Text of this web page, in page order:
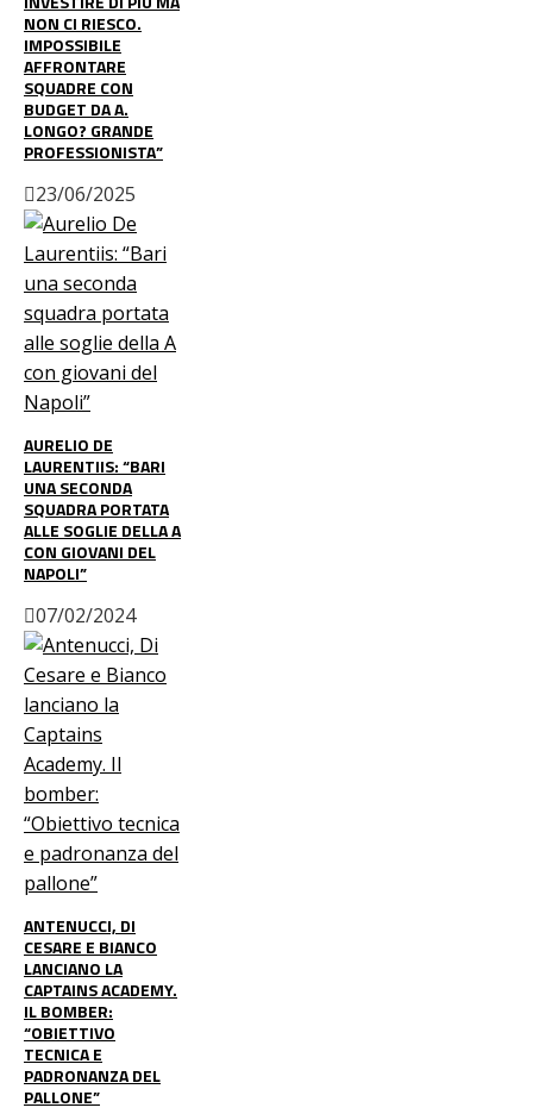
NON CI RIESCO.
IMPOSSIBILE
AFFRONTARE
SQUADRE CON
BUDGET DA A.
LONGO? GRANDE
PROFESSIONISTA”
23/06/2025
AURELIO DE
LAURENTIIS: “BARI
UNA SECONDA
SQUADRA PORTATA
ALLE SOGLIE DELLA A
CON GIOVANI DEL
NAPOLI”
07/02/2024
ANTENUCCI, DI
CESARE E BIANCO
LANCIANO LA
CAPTAINS ACADEMY.
IL BOMBER:
“OBIETTIVO
TECNICA E
PADRONANZA DEL
PALLONE”